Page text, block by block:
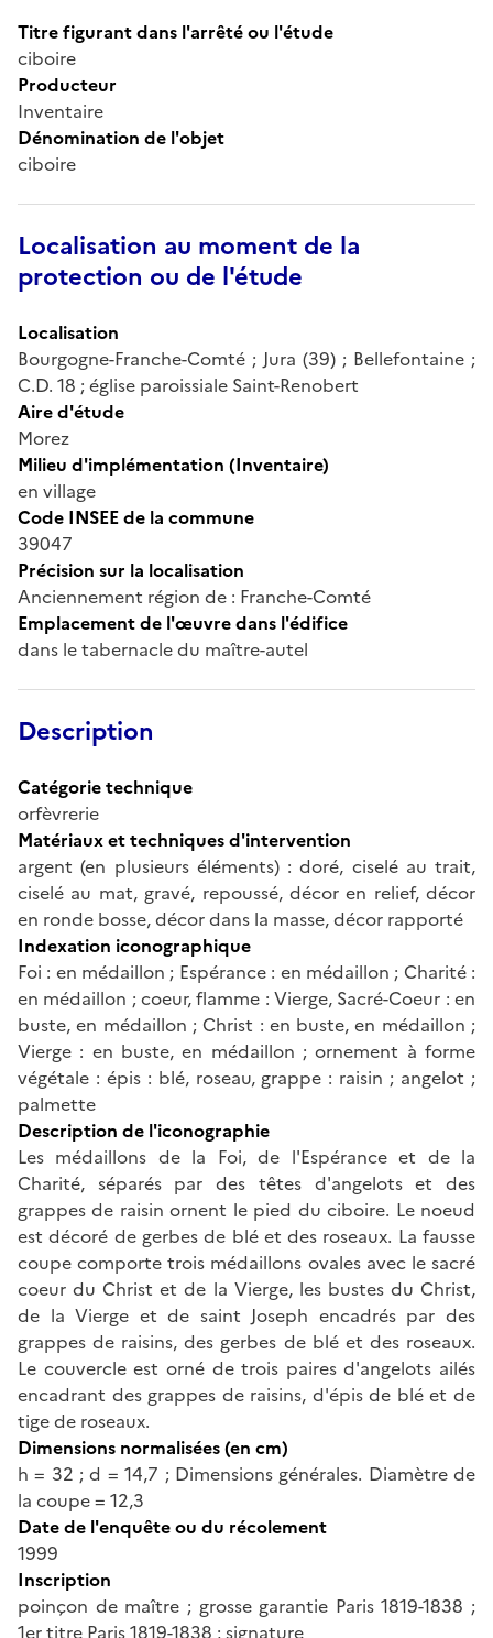
Titre figurant dans l'arrêté ou l'étude
ciboire
Producteur
Inventaire
Dénomination de l'objet
ciboire
Localisation au moment de la
protection ou de l'étude
Localisation
Bourgogne-Franche-Comté ; Jura (39) ; Bellefontaine ;
C.D. 18 ; église paroissiale Saint-Renobert
Aire d'étude
Morez
Milieu d'implémentation (Inventaire)
en village
Code INSEE de la commune
39047
Précision sur la localisation
Anciennement région de : Franche-Comté
Emplacement de l'œuvre dans l'édifice
dans le tabernacle du maître-autel
Description
Catégorie technique
orfèvrerie
Matériaux et techniques d'intervention
argent (en plusieurs éléments) : doré, ciselé au trait,
ciselé au mat, gravé, repoussé, décor en relief, décor
en ronde bosse, décor dans la masse, décor rapporté
Indexation iconographique
Foi : en médaillon ; Espérance : en médaillon ; Charité :
en médaillon ; coeur, flamme : Vierge, Sacré-Coeur : en
buste, en médaillon ; Christ : en buste, en médaillon ;
Vierge : en buste, en médaillon ; ornement à forme
végétale : épis : blé, roseau, grappe : raisin ; angelot ;
palmette
Description de l'iconographie
Les médaillons de la Foi, de l'Espérance et de la
Charité, séparés par des têtes d'angelots et des
grappes de raisin ornent le pied du ciboire. Le noeud
est décoré de gerbes de blé et des roseaux. La fausse
coupe comporte trois médaillons ovales avec le sacré
coeur du Christ et de la Vierge, les bustes du Christ,
de la Vierge et de saint Joseph encadrés par des
grappes de raisins, des gerbes de blé et des roseaux.
Le couvercle est orné de trois paires d'angelots ailés
encadrant des grappes de raisins, d'épis de blé et de
tige de roseaux.
Dimensions normalisées (en cm)
h = 32 ; d = 14,7 ; Dimensions générales. Diamètre de
la coupe = 12,3
Date de l'enquête ou du récolement
1999
Inscription
poinçon de maître ; grosse garantie Paris 1819-1838 ;
1er titre Paris 1819-1838 ; signature